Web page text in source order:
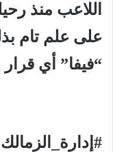
اللاعب منذ
على علم تام
“فيفا” أي